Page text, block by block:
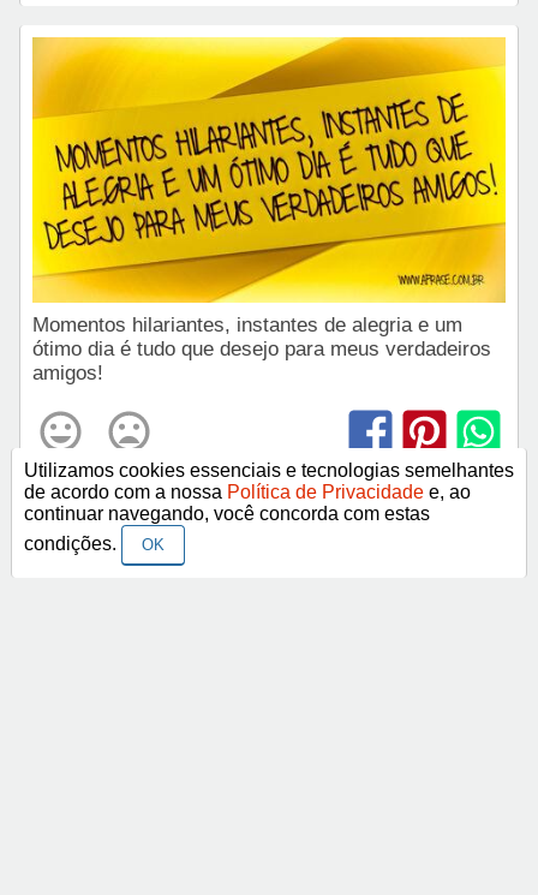
Momentos hilariantes, instantes de alegria e um
ótimo dia é tudo que desejo para meus verdadeiros
amigos!
< Anterior
Utilizamos cookies essenciais e tecnologias semelhantes
de acordo com a nossa Política de Privacidade e, ao
continuar navegando, você concorda com estas
condições.
OK